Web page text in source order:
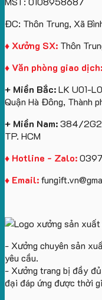
ĐC: Thôn Trung, Xã
♦ Xưởng SX: Thôn
♦ Văn phòng giao dịch:
+ Miền Bắc:LK U01-
Quận Hà Đông, Thành
+ Miền Nam:384/2G2
TP. HCM
♦ Hotline - Zalo:
♦ Email:
- Xưởng chuyên sản
yêu cầu.
- Xưởng trang bị đầy
đại đáp ứng được thời